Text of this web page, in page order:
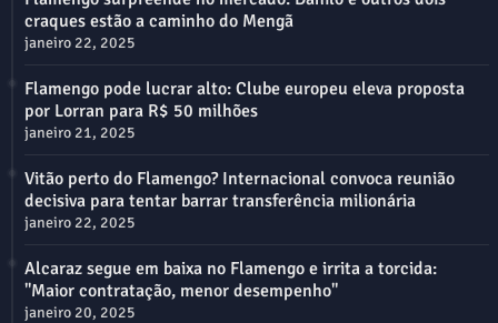
craques estão a caminho do Mengã
janeiro 22, 2025
Flamengo pode lucrar alto: Clube europeu eleva proposta
por Lorran para R$ 50 milhões
janeiro 21, 2025
Vitão perto do Flamengo? Internacional convoca reunião
decisiva para tentar barrar transferência milionária
janeiro 22, 2025
Alcaraz segue em baixa no Flamengo e irrita a torcida:
"Maior contratação, menor desempenho"
janeiro 20, 2025